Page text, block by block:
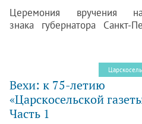
Церемония вручения
знака губернатора Санкт-
без определенного места
КЦСОН Пушкинского
Спириной состоялась 14
аппаратном
администрации района.
Вехи: к 75-летию
«Царскосельской
Часть 1